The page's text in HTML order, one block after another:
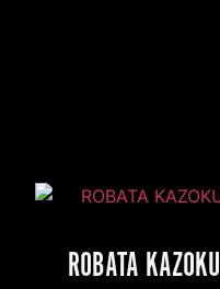
ROBATA KAZOKU